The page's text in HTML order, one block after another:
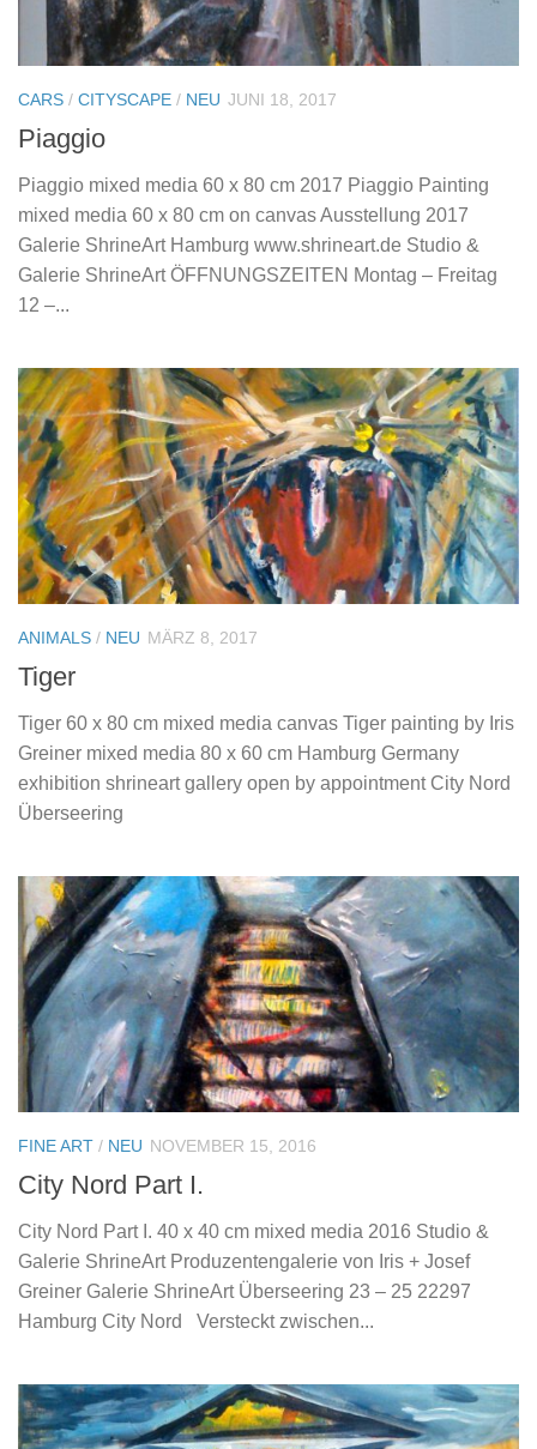
CARS / CITYSCAPE / NEU JUNI 18, 2017
Piaggio
Piaggio mixed media 60 x 80 cm 2017 Piaggio Painting
mixed media 60 x 80 cm on canvas Ausstellung 2017
Galerie ShrineArt Hamburg www.shrineart.de Studio &
Galerie ShrineArt ÖFFNUNGSZEITEN Montag – Freitag
12 –...
ANIMALS / NEU MÄRZ 8, 2017
Tiger
Tiger 60 x 80 cm mixed media canvas Tiger painting by Iris
Greiner mixed media 80 x 60 cm Hamburg Germany
exhibition shrineart gallery open by appointment City Nord
Überseering
FINE ART / NEU NOVEMBER 15, 2016
City Nord Part I.
City Nord Part I. 40 x 40 cm mixed media 2016 Studio &
Galerie ShrineArt Produzentengalerie von Iris + Josef
Greiner Galerie ShrineArt Überseering 23 – 25 22297
Hamburg City Nord Versteckt zwischen...